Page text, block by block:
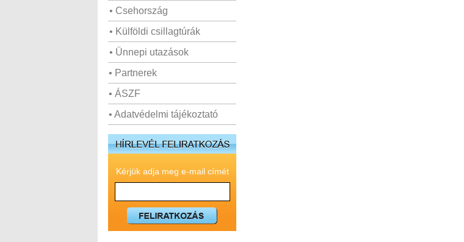
• Csehország
• Külföldi csillagtúrák
• Ünnepi utazások
• Partnerek
• ÁSZF
• Adatvédelmi tájékoztató
Kérjük adja meg e-mail címét